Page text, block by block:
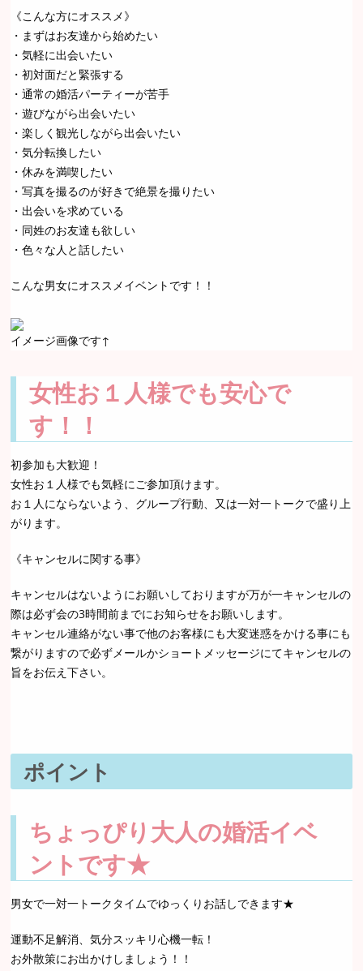
《こんな方にオススメ》
・まずはお友達から始めたい
・気軽に出会いたい
・初対面だと緊張する
・通常の婚活パーティーが苦手
・遊びながら出会いたい
・楽しく観光しながら出会いたい
・気分転換したい
・休みを満喫したい
・写真を撮るのが好きで絶景を撮りたい
・出会いを求めている
・同姓のお友達も欲しい
・色々な人と話したい
こんな男女にオススメイベントです！！
イメージ画像です↑
女性お１人様でも安心で
す！！
初参加も大歓迎！
女性お１人様でも気軽にご参加頂けます。
お１人にならないよう、グループ行動、又は一対一トークで盛り上
がります。
《キャンセルに関する事》
キャンセルはないようにお願いしておりますが万が一キャンセルの
際は必ず会の3時間前までにお知らせをお願いします。
キャンセル連絡がない事で他のお客様にも大変迷惑をかける事にも
繋がりますので必ずメールかショートメッセージにてキャンセルの
旨をお伝え下さい。
ポイント
ちょっぴり大人の婚活イベ
ントです★
男女で一対一トークタイムでゆっくりお話しできます★
運動不足解消、気分スッキリ心機一転！
お外散策にお出かけしましょう！！